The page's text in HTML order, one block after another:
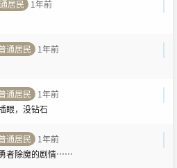
居民
1年前
通居民
1年前
通居民
1年前
眼，没钻石
通居民
1年前
者除魔的剧情……